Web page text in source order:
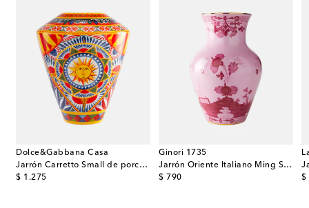
Dolce&Gabbana Casa
Jarrón Carretto Small de porcelana
$ 1.275
original price
Ginori 1735
Jarrón Oriente Italiano Ming Small de porcelana
$ 790
original price
$